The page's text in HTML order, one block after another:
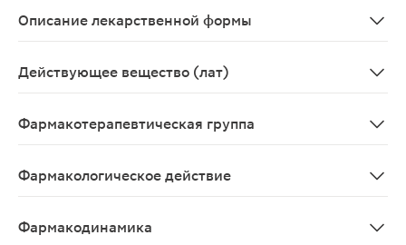
Описание лекарственной формы
Действующее вещество (лат)
Фармакотерапевтическая группа
Фармакологическое действие
Фармакодинамика